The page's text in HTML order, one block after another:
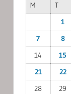
M T
1
7
8
14
15
21
22
28
29